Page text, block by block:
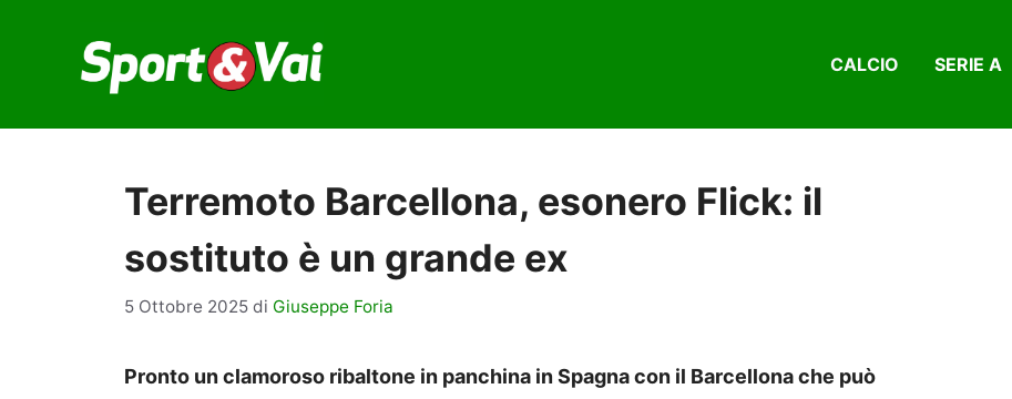
contenuto
CALCIO SERIE A
Terremoto Barcellona, esonero Flick: il
sostituto è un grande ex
5 Ottobre 2025 di Giuseppe Foria
Pronto un clamoroso ribaltone in panchina in Spagna con il Barcellona che può